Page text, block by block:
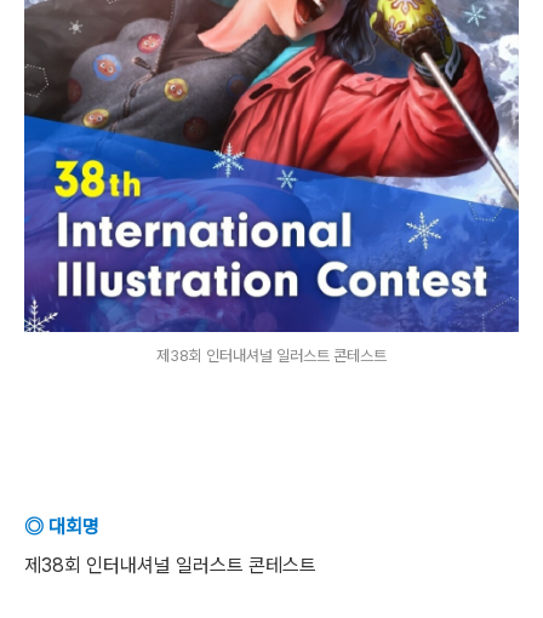
제38회 인터내셔널 일러스트 콘테스트
◎ 대회명
제38회 인터내셔널 일러스트 콘테스트